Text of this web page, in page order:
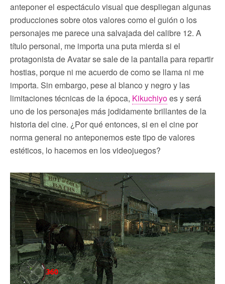
anteponer el espectáculo visual que despliegan algunas
producciones sobre otos valores como el guión o los
personajes me parece una salvajada del calibre 12. A
título personal, me importa una puta mierda si el
protagonista de Avatar se sale de la pantalla para repartir
hostias, porque ni me acuerdo de como se llama ni me
importa. Sin embargo, pese al blanco y negro y las
limitaciones técnicas de la época, Kikuchiyoes y será
uno de los personajes más jodidamente brillantes de la
historia del cine. ¿Por qué entonces, si en el cine por
norma general no anteponemos este tipo de valores
estéticos, lo hacemos en los videojuegos?